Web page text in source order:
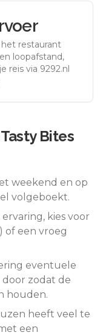
restaurant
loopafstand,
reis via 9292.nl
Tasty Bites
weekend en op
volgeboekt.
kies voor
of een vroeg
eventuele
zodat de
houden.
heeft veel te
een